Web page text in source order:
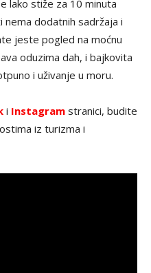
lako stiže za 10 minuta
nema dodatnih sadržaja i
jeste pogled na moćnu
oduzima dah, i bajkovita
i uživanje u moru.
i Instagram stranici, budite
iz turizma i